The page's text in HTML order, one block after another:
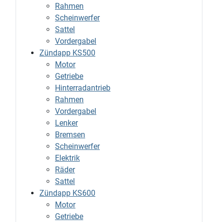
Rahmen
Scheinwerfer
Sattel
Vordergabel
Zündapp KS500
Motor
Getriebe
Hinterradantrieb
Rahmen
Vordergabel
Lenker
Bremsen
Scheinwerfer
Elektrik
Räder
Sattel
Zündapp KS600
Motor
Getriebe